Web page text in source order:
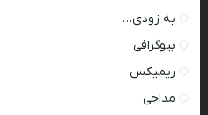
به زودی…
بیوگرافی
ریمیکس
مداحی